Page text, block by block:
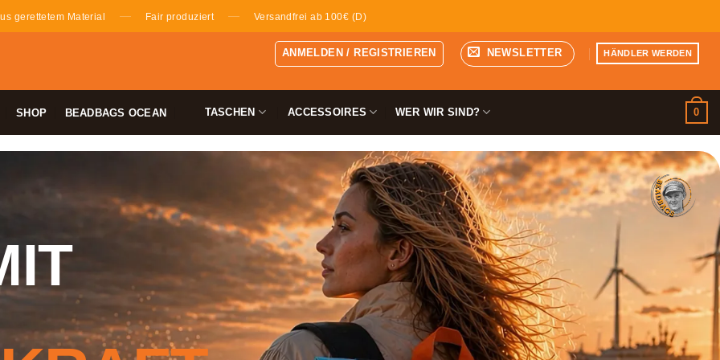
gerettetem Material — Fair produziert — Versandfrei ab 100€ (D)
ANMELDEN / REGISTRIEREN NEWSLETTER HÄNDLER WERDEN
SHOP BEADBAGS OCEAN TASCHEN ACCESSOIRES WER WIR SIND? 0